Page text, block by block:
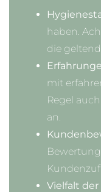
haben.
die
mit
Regel
an.
Vielfalt